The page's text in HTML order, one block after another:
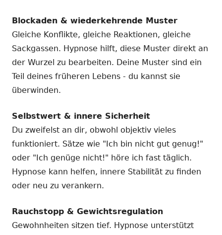
Blockaden & wiederkehrende Muster
Gleiche Konflikte, gleiche Reaktionen, gleiche
Sackgassen. Hypnose hilft, diese Muster direkt an
der Wurzel zu bearbeiten. Deine Muster sind ein
Teil deines früheren Lebens - du kannst sie
überwinden.
Selbstwert & innere Sicherheit
Du zweifelst an dir, obwohl objektiv vieles
funktioniert. Sätze wie "Ich bin nicht gut genug!"
oder "Ich genüge nicht!" höre ich fast täglich.
Hypnose kann helfen, innere Stabilität zu finden
oder neu zu verankern.
Rauchstopp & Gewichtsregulation
Gewohnheiten sitzen tief. Hypnose unterstützt